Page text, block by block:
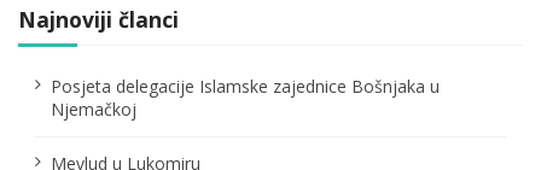
a
a
Najnoviji članci
Posjeta delegacije Islamske zajednice Bošnjaka u
Njemačkoj
Mevlud u Lukomiru